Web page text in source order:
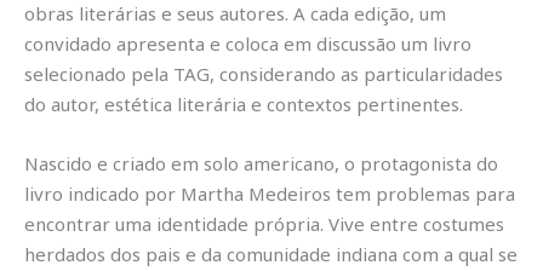
obras literárias e seus autores. A cada edição, um
convidado apresenta e coloca em discussão um livro
selecionado pela TAG, considerando as particularidades
do autor, estética literária e contextos pertinentes.
Nascido e criado em solo americano, o protagonista do
livro indicado por Martha Medeiros tem problemas para
encontrar uma identidade própria. Vive entre costumes
herdados dos pais e da comunidade indiana com a qual se